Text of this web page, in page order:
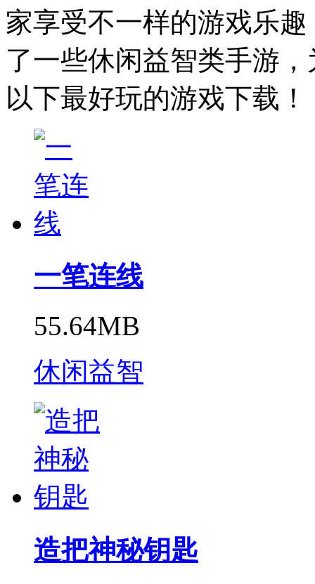
家享受不一样的游戏乐
了一些休闲益智类手游
以下最好玩的游戏下载！
一笔连线
55.64MB
休闲益智
造把神秘钥匙